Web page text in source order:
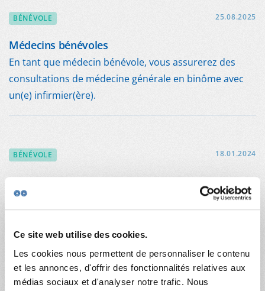
Ce site web utilise des cookies.
Les cookies nous permettent de personnaliser le contenu
et les annonces, d'offrir des fonctionnalités relatives aux
médias sociaux et d'analyser notre trafic. Nous
BÉNÉVOLE 25.08.2025
Médecins bénévoles
En tant que médecin bénévole, vous assurerez des
consultations de médecine générale en binôme avec
un(e) infirmier(ère).
BÉNÉVOLE 18.01.2024
Assurer les consultations et les soins dentaires,
référer si besoin vers prothésiste dentaire, en
collaboration avec l’infirmière/assistante dentaire,
compléter le dossier de chaque patient, en indiquant
les codes de prestations